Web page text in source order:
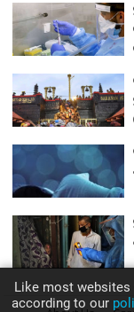
Like most
according to our